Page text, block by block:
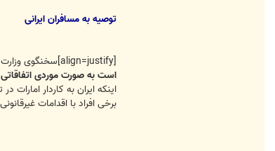
توصیه به مسافران ایرانی
[align=justify]سخنگوی وزارت خارجه پیرامون حادثه بازرسی مسافران ایرانی در فرودگاه امارات گفت؛ پس از بررسی های به عمل آمده معلوم شد
است به صورت موردی
اینکه ایران به کاردار
برخی افراد با اقدامات